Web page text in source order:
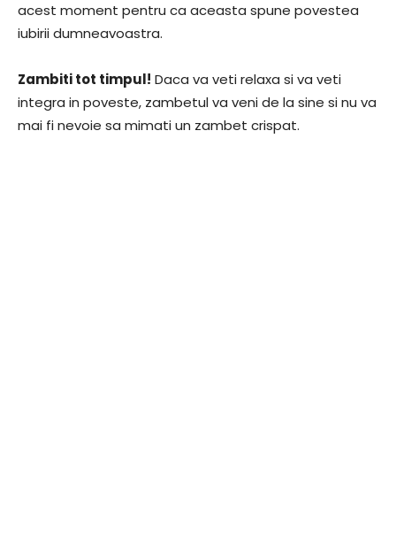
acest moment pentru ca aceasta spune povestea
iubirii dumneavoastra.
Zambiti tot timpul! Daca va veti relaxa si va veti
integra in poveste, zambetul va veni de la sine si nu va
mai fi nevoie sa mimati un zambet crispat.